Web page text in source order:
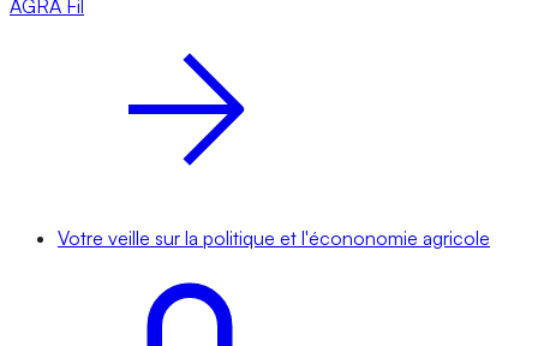
AGRA Fil
Votre veille sur la politique et l'écononomie agricole